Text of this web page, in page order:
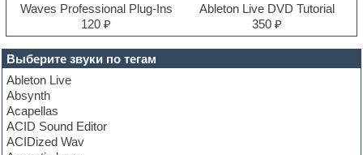
Выберите звуки по тегам
Ableton Live
Absynth
Acapellas
ACID Sound Editor
ACIDized Wav
Waves Professional Plug-Ins
120 ₽
Ableton Live DVD Tutorial
350 ₽